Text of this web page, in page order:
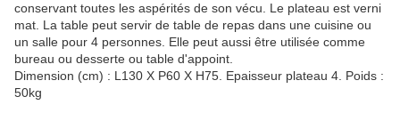
conservant toutes les aspérités de son vécu. Le plateau est verni
mat. La table peut servir de table de repas dans une cuisine ou
un salle pour 4 personnes. Elle peut aussi être utilisée comme
bureau ou desserte ou table d'appoint.
Dimension (cm) : L130 X P60 X H75. Epaisseur plateau 4. Poids :
50kg